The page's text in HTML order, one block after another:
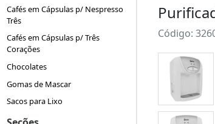
Cafés em Cápsulas p/ Nespresso
Três
Cafés em Cápsulas p/ Três
Corações
Chocolates
Gomas de Mascar
Sacos para Lixo
Código: